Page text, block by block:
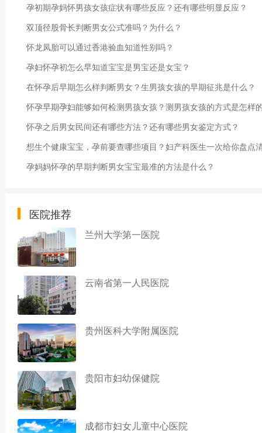
孕初期孕妈怀男孩女孩症状有哪些反应？还有哪些明显反应？
双顶径股骨长判断男女公式准吗？为什么？
怀龙凤胎可以通过香港验血知道性别吗？
孕妇怀孕初怎么早知道宝宝是男宝还是女宝？
在怀孕后早期怎么样判断男女？生男孩女孩的早期征兆是什么？
怀孕早期孕妇能够如何检测男孩女孩？测男孩女孩的方式是怎样
怀孕之后男女民间还有哪些方法？还有哪些男女鉴定方式？
想生个健康宝宝，孕前要查哪些项目？妇产科医生一次给你盘点
孕妈妈怀孕的早期判断男女宝宝最准的方法是什么？
医院推荐
兰州大学第一医院
云南省第一人民医院
贵州医科大学附属医院
贵阳市妇幼保健院
成都市妇女儿童中心医院